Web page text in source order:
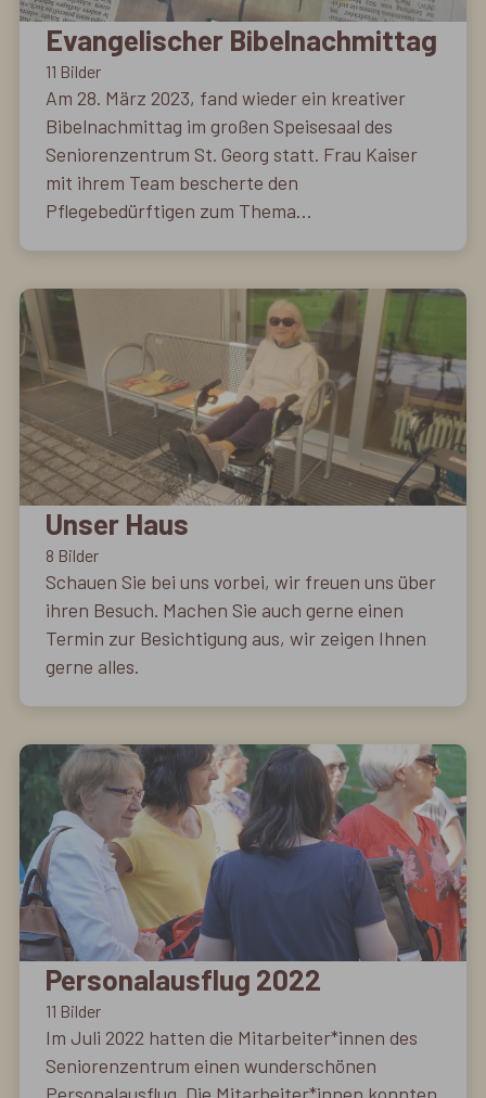
Evangelischer Bibelnachmittag
11 Bilder
Am 28. März 2023, fand wieder ein kreativer
Bibelnachmittag im großen Speisesaal des
Seniorenzentrum St. Georg statt. Frau Kaiser
mit ihrem Team bescherte den
Pflegebedürftigen zum Thema
Nachmittag. Es wurden Grußkarten gebastelt,
dazu gab es Kaffee und Kuchen. Es wurde
gemeinsam gesungen und es fanden viele
schöne Gespräche statt. Das Seniorenzentrum
St. Georg sagt im Namen aller Bewohnerinnen
und Bewohner vielen Dank und wir freuen uns
alle schon auf den nächsten Bibelnachmittag.
Unser Haus
8 Bilder
Schauen Sie bei uns vorbei, wir freuen uns über
ihren Besuch. Machen Sie auch gerne einen
Termin zur Besichtigung aus, wir zeigen Ihnen
gerne alles.
Personalausflug 2022
11 Bilder
Im Juli 2022 hatten die Mitarbeiter*innen des
Seniorenzentrum einen wunderschönen